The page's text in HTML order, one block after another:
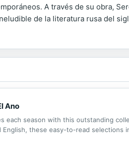
A través de su obra,
de la literatura rusa del
Ano
each season with this outstanding
English, these easy-to-read